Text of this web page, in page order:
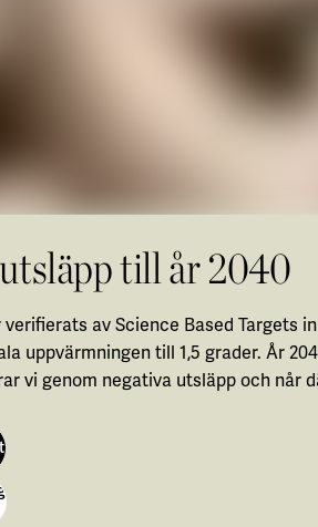
till år 2040
av Science Based Targets
uppvärmningen till 1,5 grader. År
vi genom negativa utsläpp och når